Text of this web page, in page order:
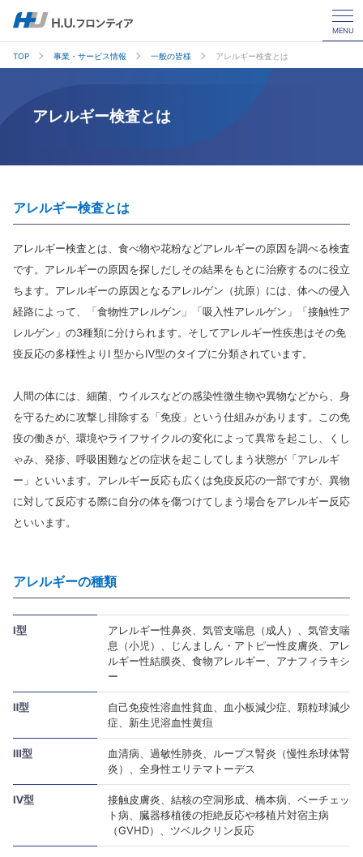
MENU
TOP 事業・サービス情報 一般の皆様 アレルギー検査とは
アレルギー検査とは
アレルギー検査とは
アレルギー検査とは、食べ物や花粉などアレルギーの原因を調べる検査
です。アレルギーの原因を探しだしその結果をもとに治療するのに役立
ちます。アレルギーの原因となるアレルゲン（抗原）には、体への侵入
経路によって、「食物性アレルゲン」「吸入性アレルゲン」「接触性ア
レルゲン」の3種類に分けられます。そしてアレルギー性疾患はその免
疫反応の多様性よりI 型からⅣ型のタイプに分類されています。
人間の体には、細菌、ウイルスなどの感染性微生物や異物などから、身
を守るために攻撃し排除する「免疫」という仕組みがあります。この免
疫の働きが、環境やライフサイクルの変化によって異常を起こし、くし
ゃみ、発疹、呼吸困難などの症状を起こしてしまう状態が「アレルギ
ー」といいます。アレルギー反応も広くは免疫反応の一部ですが、異物
に対して反応する際に自分の体を傷つけてしまう場合をアレルギー反応
といいます。
アレルギーの種類
Ⅰ型
アレルギー性鼻炎、気管支喘息（成人）、気管支喘
息（小児）、じんましん・アトピー性皮膚炎、アレ
ルギー性結膜炎、食物アレルギー、アナフィラキシ
ー
Ⅱ型
自己免疫性溶血性貧血、血小板減少症、顆粒球減少
症、新生児溶血性黄疸
Ⅲ型
血清病、過敏性肺炎、ループス腎炎（慢性糸球体腎
炎）、全身性エリテマトーデス
Ⅳ型
接触皮膚炎、結核の空洞形成、橋本病、ベーチェッ
ト病、臓器移植後の拒絶反応や移植片対宿主病
（GVHD）、ツベルクリン反応